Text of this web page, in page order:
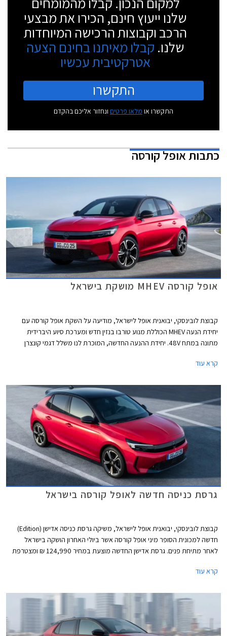
שלנו ייעוץ חינם, הכירו את מבצעי
הרכב וקבוצות הרכישה המיוחדות
שלנו. קבלו מאיתנו בחינם הצעה
אטרקטיבית עכשיו
התקשרו
התקשרו או מלאו פרטים ונחזור אליכם בהקדם
כתבותאופל קורסה
אופל קורסה MHEV מושקת בישראל
קבוצת לובינסקי, יבואנית אופל לישראל, מודיעה על השקת אופל קורסה עם
יחידת הנעה MHEV הכוללת מנוע טורבו בנזין חדש ומערכת סיוע היברידית
מתונה במתח 48V. יחידת ההנעה החדשה, המוכרת לנו משלל דגמי קונצרן
קרא עוד
גרסת כניסה חדשה לאופל קורסה בישראל
קבוצת לובינסקי, יבואנית אופל לישראל, משיקה גרסת כניסה אדישן (Edition)
חדשה למכונית הסופר מיני אופל קורסה אשר ביולי האחרון הושקה בישראל
לאחר מתיחת פנים. גרסת אדישן החדשה מוצעת במחיר 124,990 ₪ ומצטרפת
קרא עוד